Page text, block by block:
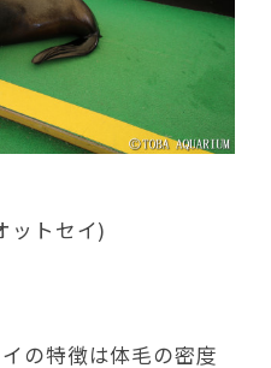
ットセイ)
の特徴は体毛の密度